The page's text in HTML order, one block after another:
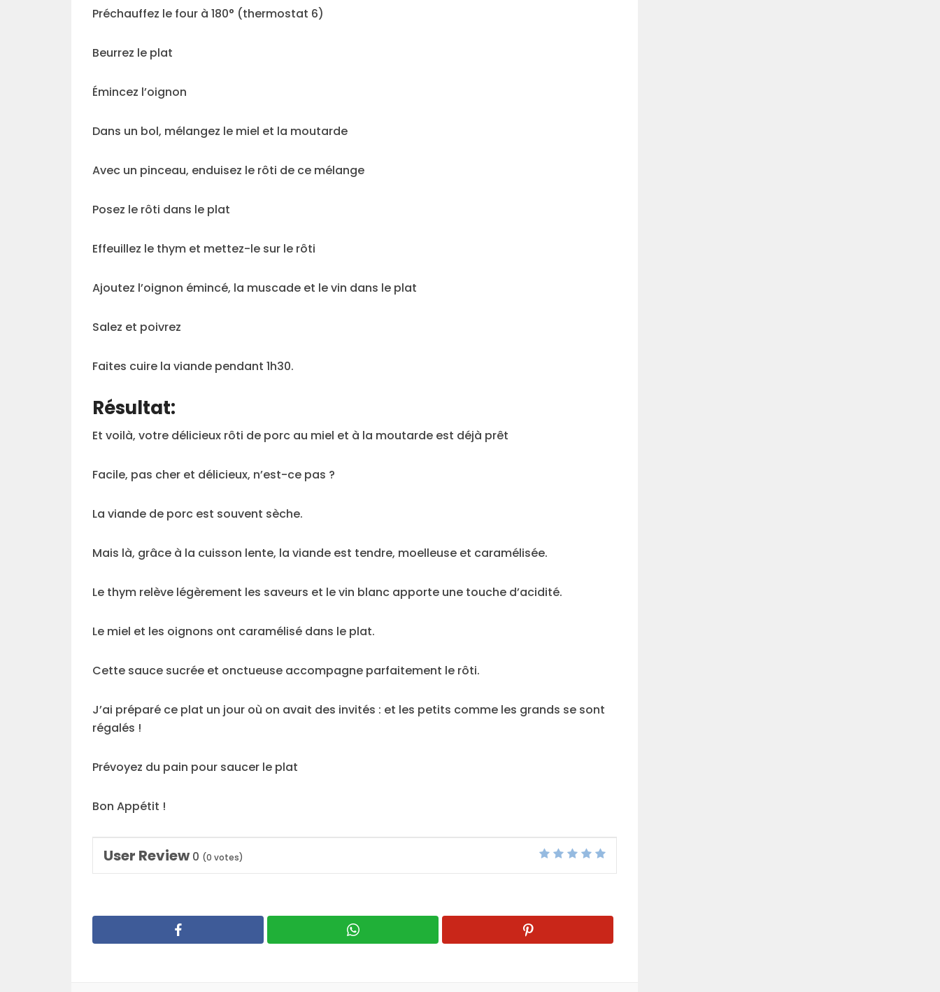
Préchauffez le four à 180° (thermostat 6)
Beurrez le plat
Émincez l’oignon
Dans un bol, mélangez le miel et la moutarde
Avec un pinceau, enduisez le rôti de ce mélange
Posez le rôti dans le plat
Effeuillez le thym et mettez-le sur le rôti
Ajoutez l’oignon émincé, la muscade et le vin dans le plat
Salez et poivrez
Faites cuire la viande pendant 1h30.
Résultat:
Et voilà, votre délicieux rôti de porc au miel et à la moutarde est déjà prêt
Facile, pas cher et délicieux, n’est-ce pas ?
La viande de porc est souvent sèche.
Mais là, grâce à la cuisson lente, la viande est tendre, moelleuse et caramélisée.
Le thym relève légèrement les saveurs et le vin blanc apporte une touche d’acidité.
Le miel et les oignons ont caramélisé dans le plat.
Cette sauce sucrée et onctueuse accompagne parfaitement le rôti.
J’ai préparé ce plat un jour où on avait des invités : et les petits comme les grands se sont
régalés !
Prévoyez du pain pour saucer le plat
Bon Appétit !
User Review 0 (0 votes)